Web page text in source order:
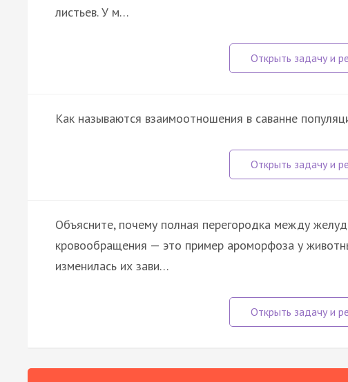
листьев. У м…
Как называются взаимоотношения в саванне
Объясните, почему полная перегородка между
кровообращения — это пример ароморфоза у
изменилась их зави…